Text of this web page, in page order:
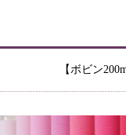
【ボビン